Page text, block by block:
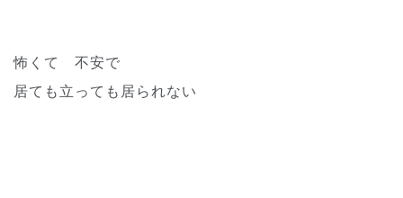
怖くて 不安で
居ても立っても居られない